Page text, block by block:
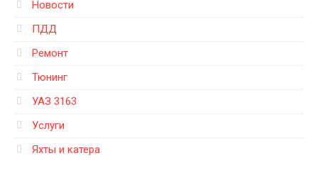
Новости
ПДД
Ремонт
Тюнинг
УАЗ 3163
Услуги
Яхты и катера